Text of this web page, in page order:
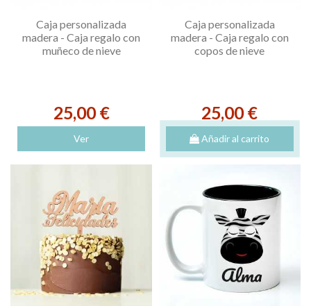
Caja personalizada
madera - Caja regalo con
muñeco de nieve
25,00 €
Ver
Caja personalizada
madera - Caja regalo con
copos de nieve
25,00 €
Añadir al carrito